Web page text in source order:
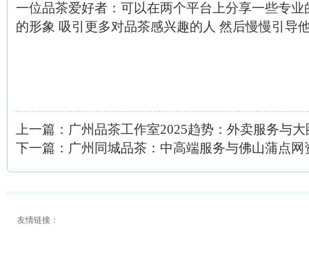
一位品茶爱好者 ：可以在两个平台上分享一些专
的形象 吸引更多对品茶感兴趣的人 然后慢慢引导
上一篇： 广州品茶工作室2025趋势：外卖服务与
下一篇： 广州同城品茶：中高端服务与佛山蒲点网
友情链接：